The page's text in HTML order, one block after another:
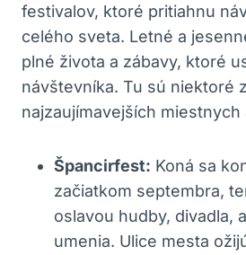
festivalov, ktoré pritiahnu
celého sveta. Letné a
plné života a zábavy, ktoré
návštevníka. Tu sú niektoré z
najzaujímavejších miestnych
Špancirfest: Koná sa
začiatkom septembra,
oslavou hudby, divadla,
umenia. Ulice mesta